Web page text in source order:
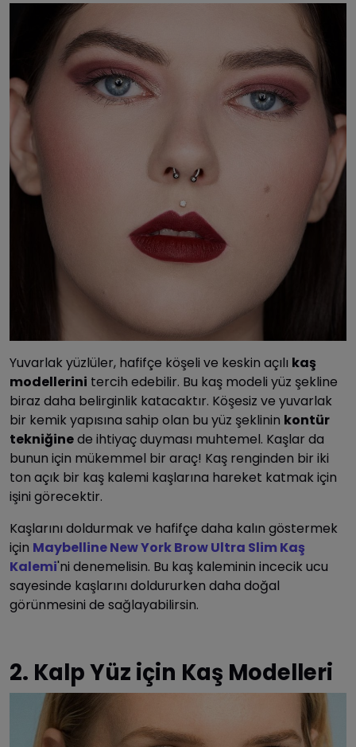
Yuvarlak yüzlüler, hafifçe köşeli ve keskin açılı kaş
modellerini tercih edebilir. Bu kaş modeli yüz şekline
biraz daha belirginlik katacaktır. Köşesiz ve yuvarlak
bir kemik yapısına sahip olan bu yüz şeklinin kontür
tekniğinede ihtiyaç duyması muhtemel. Kaşlar da
bunun için mükemmel bir araç! Kaş renginden bir iki
ton açık bir kaş kalemi kaşlarına hareket katmak için
işini görecektir.
Kaşlarını doldurmak ve hafifçe daha kalın göstermek
için Maybelline New York Brow Ultra Slim Kaş
Kalemi'ni denemelisin. Bu kaş kaleminin incecik ucu
sayesinde kaşlarını doldururken daha doğal
görünmesini de sağlayabilirsin.
2. Kalp Yüz için Kaş Modelleri